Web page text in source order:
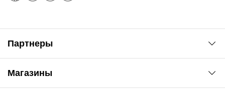
Магазины
Партнеры